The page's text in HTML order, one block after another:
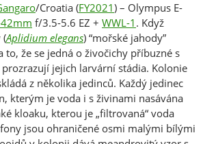
/Croatia (FY2021) – Olympus E-
f/3.5-5.6 EZ + WWL-1 . Když
(Aplidium elegans) “mořské jahody”
to, že se jedná o živočichy příbuzné s
jejich larvární stádia. Kolonie
z několika jedinců. Každý jedinec
kterým je voda i s živinami nasávána
kloaku, kterou je „filtrovaná“ voda
jsou ohraničené osmi malými bílými